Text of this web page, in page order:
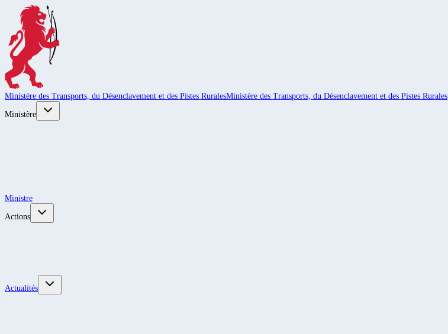
Ministère des Transports, du Désenclavement et des Pistes RuralesMinistère des Transports, du Désenclavement et des Pistes Rurales
Ministère
Ministre
Actions
Actualités